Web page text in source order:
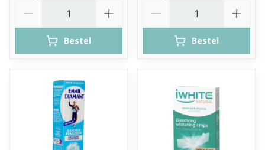
Bestel Bestel